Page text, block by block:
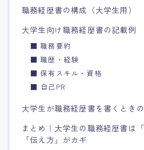
職務経歴書の構成（大学生用）
大学生向け職務経歴書の記載例
■ 職務要約
■ 職歴・経験
■ 保有スキル・資格
■ 自己PR
大学生が職務経歴書を書くとき
まとめ｜大学生の職務経歴書は
「伝え方」がカギ